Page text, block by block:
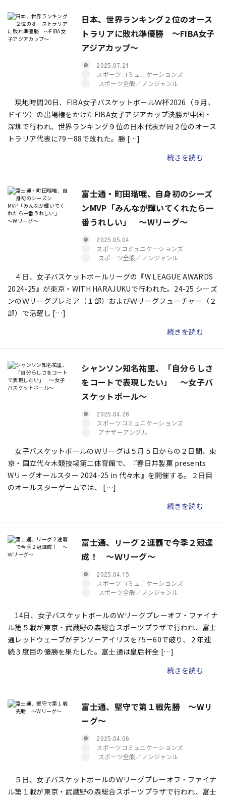
日本、世界ランキング２位のオース
トラリアに敗れ準優勝 ～FIBA女子
アジアカップ～
2025.07.21
スポーツコミュニケーションズ
スポーツ全般／ノンジャンル
現地時間20日、FIBA女子バスケットボールＷ杯2026（９月、
ドイツ）の出場権をかけたFIBA女子アジアカップ決勝が中国・
深圳で行われ、世界ランキング９位の日本代表が同２位のオース
トラリア代表に79－88で敗れた。勝 […]
続きを読む
富士通・町田瑠唯、自身初のシーズ
ンMVP「みんなが輝いてくれたら一
番うれしい」 ～Wリーグ～
2025.05.04
スポーツコミュニケーションズ
スポーツ全般／ノンジャンル
４日、女子バスケットボールリーグの『W LEAGUE AWARDS
2024-25』が東京・WITH HARAJUKUで行われた。24-25 シーズ
ンのＷリーグプレミア（１部）およびＷリーグフューチャー（２
部）で活躍し […]
続きを読む
シャンソン知名祐里、「自分らしさ
をコートで表現したい」 ～女子バ
スケットボール～
2025.04.28
スポーツコミュニケーションズ
アナザーアングル
女子バスケットボールのＷリーグは５月５日からの２日間、東
京・国立代々木競技場第二体育館で、『春日井製菓 presents
Wリーグオールスター 2024-25 in 代々木』を開催する。２日目
のオールスターゲームでは、 […]
続きを読む
富士通、リーグ２連覇で今季２冠達
成！ ～Ｗリーグ～
2025.04.15
スポーツコミュニケーションズ
スポーツ全般／ノンジャンル
14日、女子バスケットボールのＷリーグプレーオフ・ファイナ
ル第５戦が東京・武蔵野の森総合スポーツプラザで行われ、富士
通レッドウェーブがデンソーアイリスを75－60で破り、２年連
続３度目の優勝を果たした。富士通は皇后杯全 […]
続きを読む
富士通、堅守で第１戦先勝 ～Wリ
ーグ～
2025.04.06
スポーツコミュニケーションズ
スポーツ全般／ノンジャンル
５日、女子バスケットボールのＷリーグプレーオフ・ファイナ
ル第１戦が東京・武蔵野の森総合スポーツプラザで行われ、富士